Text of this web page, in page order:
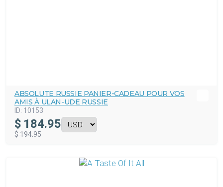
ABSOLUTE RUSSIE PANIER-CADEAU POUR VOS
AMIS À ULAN-UDE RUSSIE
ID: 10153
$ 184.95
$ 194.95